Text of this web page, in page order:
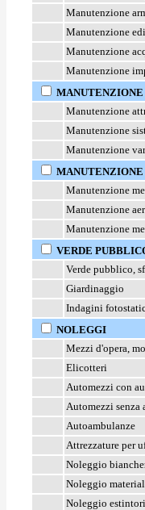
Manutenzione
Manutenzione
Manutenzione
Manutenzione
Manutenzione
Manutenzione
Manutenzione
Manutenzione
Manutenzione
Manutenzione
VERDE
Verde pubblico,
Giardinaggio
Indagini
NOLEGGI
Mezzi d'opera,
Elicotteri
Automezzi con
Automezzi senza
Autoambulanze
Attrezzature per
Noleggio
Noleggio
Noleggio estintori